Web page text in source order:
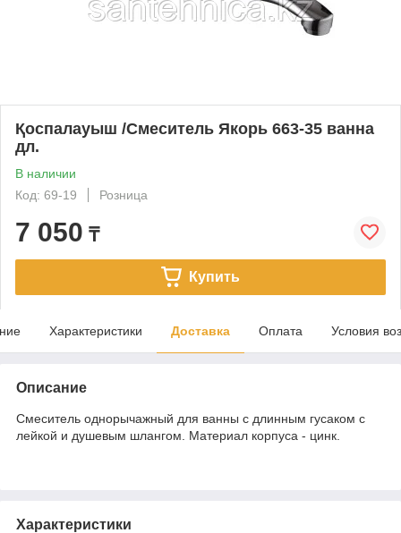
Қоспалауыш /Смеситель Якорь 663-35 ванна
дл.
В наличии
Код: 69-19
Розница
7 050 ₸
Купить
Характеристики Доставка Оплата Условия
Описание
Смеситель однорычажный для ванны с длинным гусаком с
лейкой и душевым шлангом. Материал корпуса - цинк.
Характеристики